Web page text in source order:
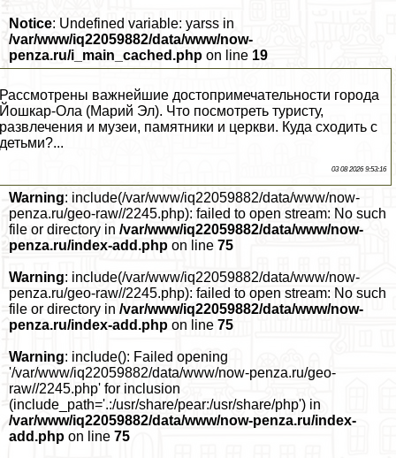
Notice: Undefined variable: yarss in
/var/www/iq22059882/data/www/now-
penza.ru/i_main_cached.php on line 19
Рассмотрены важнейшие достопримечательности города
Йошкар-Ола (Марий Эл). Что посмотреть туристу,
развлечения и музеи, памятники и церкви. Куда сходить с
детьми?...
03 08 2026 9:53:16
Warning: include(/var/www/iq22059882/data/www/now-
penza.ru/geo-raw//2245.php): failed to open stream: No such
file or directory in /var/www/iq22059882/data/www/now-
penza.ru/index-add.php on line 75
Warning: include(/var/www/iq22059882/data/www/now-
penza.ru/geo-raw//2245.php): failed to open stream: No such
file or directory in /var/www/iq22059882/data/www/now-
penza.ru/index-add.php on line 75
Warning: include(): Failed opening
'/var/www/iq22059882/data/www/now-penza.ru/geo-
raw//2245.php' for inclusion
(include_path='.:/usr/share/pear:/usr/share/php') in
/var/www/iq22059882/data/www/now-penza.ru/index-
add.php on line 75